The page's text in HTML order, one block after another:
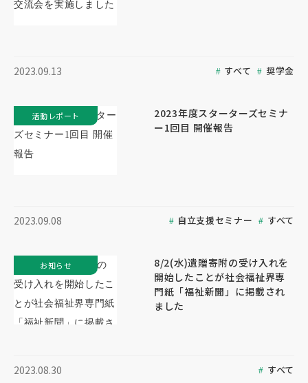
2023.09.13 すべて 奨学金
2023年度スターターズセミナ
ー1回目 開催報告
2023.09.08 自立支援セミナー すべて
活動レポート
8/2(水)遺贈寄附の受け入れを
開始したことが社会福祉界専
門紙「福祉新聞」に掲載され
ました
2023.08.30 すべて
お知らせ